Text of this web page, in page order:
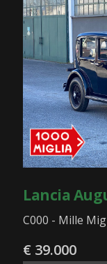
Lancia
C000 - Mille
€ 39.000